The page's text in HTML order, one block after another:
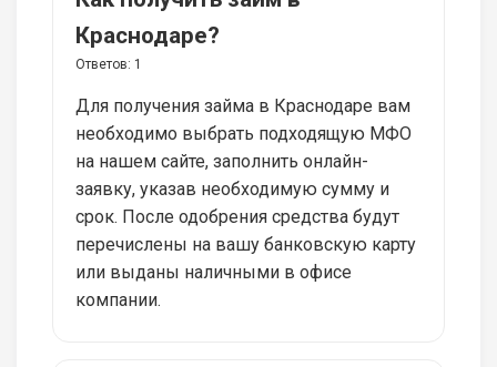
Краснодаре?
Ответов: 1
Для получения займа в Краснодаре вам
необходимо выбрать подходящую МФО
на нашем сайте, заполнить онлайн-
заявку, указав необходимую сумму и
срок. После одобрения средства будут
перечислены на вашу банковскую карту
или выданы наличными в офисе
компании.